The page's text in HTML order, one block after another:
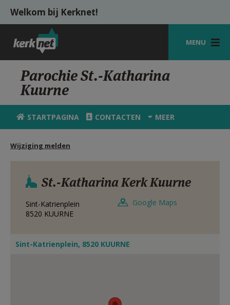
Overslaan en naar de inhoud gaan
Welkom bij Kerknet!
MENU
STARTPAGINA
KERK
VIERINGEN
HULP
MIJN PAROCHIE
AANMELDEN OF REGISTREREN
Parochie St.-Katharina
Kuurne
STARTPAGINA CONTACTEN MEER
Wijziging melden
St.-Katharina Kerk Kuurne
Sint-Katrienplein
8520 KUURNE
Google Maps
Sint-Katrienplein, 8520 KUURNE